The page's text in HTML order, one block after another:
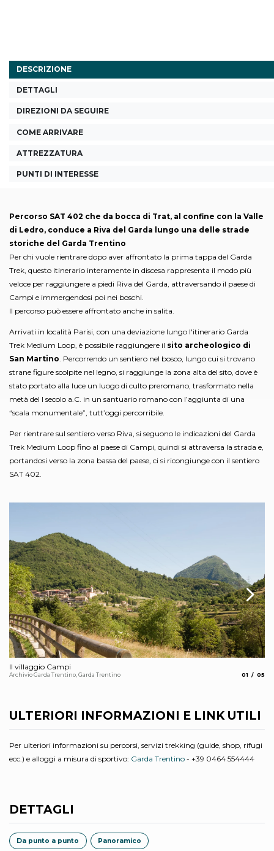
DESCRIZIONE
DETTAGLI
DIREZIONI DA SEGUIRE
COME ARRIVARE
ATTREZZATURA
PUNTI DI INTERESSE
Percorso SAT 402 che da bocca di Trat, al confine con la Valle
di Ledro, conduce a Riva del Garda lungo una delle strade
storiche del Garda Trentino
Per chi vuole rientrare dopo aver affrontato la prima tappa del Garda
Trek, questo itinerario interamente in discesa rappresenta il modo più
veloce per raggiungere a piedi Riva del Garda, attraversando il paese di
Campi e immergendosi poi nei boschi.
Il percorso può essere affrontato anche in salita.
Arrivati in località Parisi, con una deviazione lungo l'itinerario Garda
Trek Medium Loop, è possibile raggiungere il sito archeologico di
San Martino . Percorrendo un sentiero nel bosco, lungo cui si trovano
strane figure scolpite nel legno, si raggiunge la zona alta del sito, dove è
stato portato alla luce un luogo di culto preromano, trasformato nella
metà del I secolo a.C. in un santuario romano con l’aggiunta di una
“scala monumentale”, tutt’oggi percorribile.
Per rientrare sul sentiero verso Riva, si seguono le indicazioni del Garda
Trek Medium Loop fino al paese di Campi, quindi si attraversa la strada e,
portandosi verso la zona bassa del paese, ci si ricongiunge con il sentiero
SAT 402.
Il villaggio Campi
Archivio Garda Trentino, Garda Trentino 01 05
ULTERIORI INFORMAZIONI E LINK UTILI
Per ulteriori informazioni su percorsi, servizi trekking (guide, shop, rifugi
ecc.) e alloggi a misura di sportivo: Garda Trentino - +39 0464 554444
DETTAGLI
Da punto a punto Panoramico